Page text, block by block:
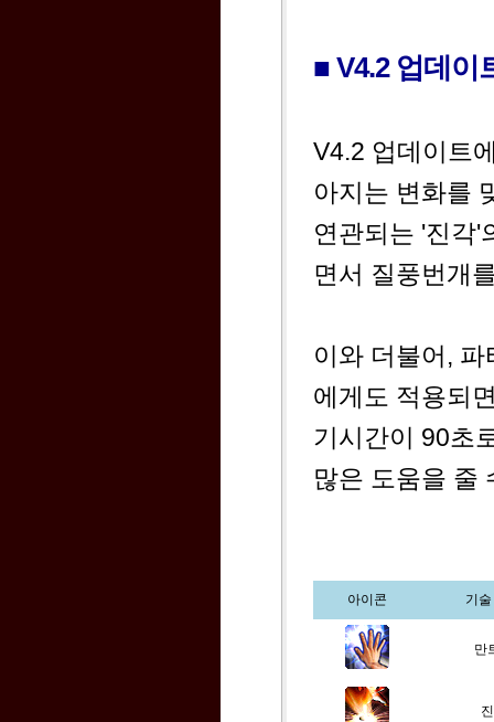
■ V4.2 업데이
V4.2 업데이트
아지는 변화를
연관되는 '진각'
면서 질풍번개
이와 더불어,
에게도 적용되
기시간이 90초
많은 도움을 줄
아이콘 기
만